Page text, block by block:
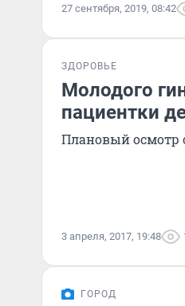
27 сентября, 2019, 08:42
ЗДОРОВЬЕ
Молодого
пациентки
Плановый осмотр
3 апреля, 2017, 19:48
ГОРОД